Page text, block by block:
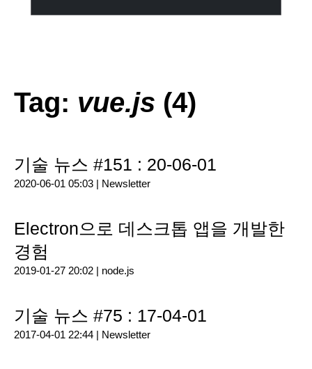
Tag: vue.js (4)
기술 뉴스 #151 : 20-06-01
2020-06-01 05:03 | Newsletter
Electron으로 데스크톱 앱을 개발한
경험
2019-01-27 20:02 | node.js
기술 뉴스 #75 : 17-04-01
2017-04-01 22:44 | Newsletter